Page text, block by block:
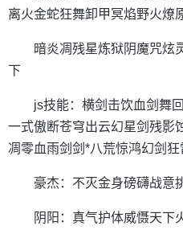
离火金蛇狂舞卸甲冥焰野火燎
暗炎凋残星炼狱阴魔咒炫
下
js技能：横剑击饮血剑舞
一式傲断苍穹出云幻星剑残影
凋零血雨剑剑*八荒惊鸿幻剑狂
豪杰：不灭金身磅礴战意
阴阳：真气护体威慑天下